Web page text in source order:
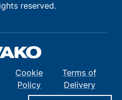
reserved.
Cookie
Policy
Terms of
Delivery